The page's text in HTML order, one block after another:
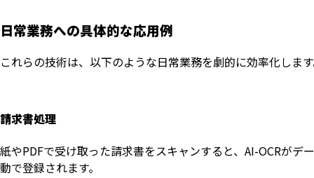
日常業務への具体的な応用例
これらの技術は、以下のような日常業務を劇的に効率化しま
請求書処理
紙やPDFで受け取った請求書をスキャンすると、AI-OCRが
動で登録されます。